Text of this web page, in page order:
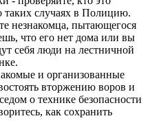
таких случаях в Полицию.
незнакомца, пытающегося
что его нет дома или вы
себя люди на лестничной
и организованные
вторжению воров и
о технике безопасности
как сохранить